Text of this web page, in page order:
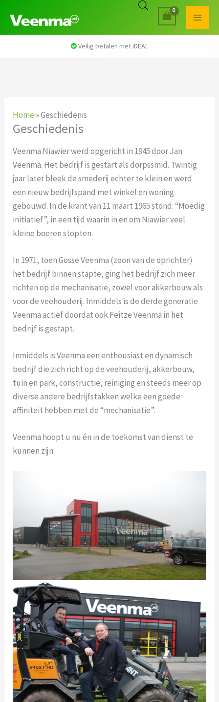
Home »Geschiedenis
Geschiedenis
Veenma Niawier werd opgericht in 1945 door Jan
Veenma. Het bedrijf is gestart als dorpssmid. Twintig
jaar later bleek de smederij echter te klein en werd
een nieuw bedrijfspand met winkel en woning
gebouwd. In de krant van 11 maart 1965 stond: “Moedig
initiatief”, in een tijd waarin in en om Niawier veel
kleine boeren stopten.
In 1971, toen Gosse Veenma (zoon van de oprichter)
het bedrijf binnen stapte, ging het bedrijf zich meer
richten op de mechanisatie, zowel voor akkerbouw als
voor de veehouderij. Inmiddels is de derde generatie
Veenma actief doordat ook Feitze Veenma in het
bedrijf is gestapt.
Inmiddels is Veenma een enthousiast en dynamisch
bedrijf die zich richt op de veehouderij, akkerbouw,
tuin en park, constructie, reiniging en steeds meer op
diverse andere bedrijfstakken welke een goede
affiniteit hebben met de “mechanisatie”.
Veenma hoopt u nu én in de toekomst van dienst te
kunnen zijn.
Veilig betalen met iDEAL